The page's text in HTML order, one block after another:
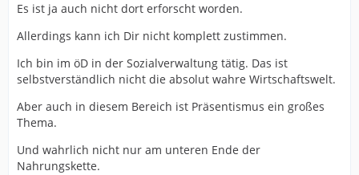
Es ist ja auch nicht dort erforscht worden.
Allerdings kann ich Dir nicht komplett zustimmen.
Ich bin im öD in der Sozialverwaltung tätig. Das ist
selbstverständlich nicht die absolut wahre Wirtschaftswelt.
Aber auch in diesem Bereich ist Präsentismus ein großes
Thema.
Und wahrlich nicht nur am unteren Ende der
Nahrungskette.